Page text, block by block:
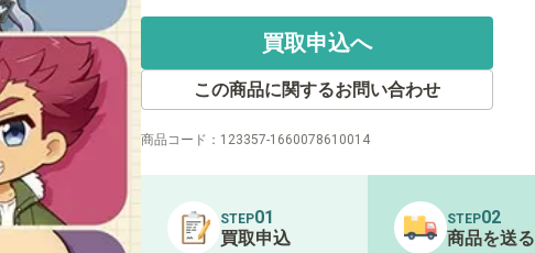
買取申込へ
この商品に関するお問い合わせ
商品コード： 123357-1660078610014
STEP01
買取申込
STEP02
商品を送る